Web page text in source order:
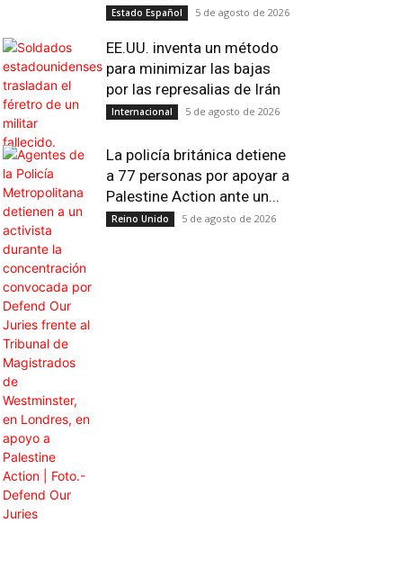
Estado Español 5 de agosto de 2026
EE.UU. inventa un método
para minimizar las bajas
por las represalias de Irán
Internacional 5 de agosto de 2026
La policía británica detiene
a 77 personas por apoyar a
Palestine Action ante un...
Reino Unido 5 de agosto de 2026